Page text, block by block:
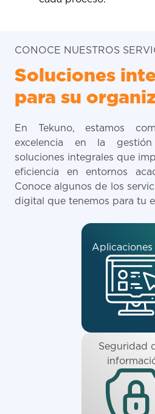
CONOCE NUESTROS
Soluciones
para su
En Tekuno, estamos
excelencia en la
soluciones integrales que
eficiencia en entornos
Conoce algunos de los
digital que tenemos para tu
Aplicaciones
Seguridad